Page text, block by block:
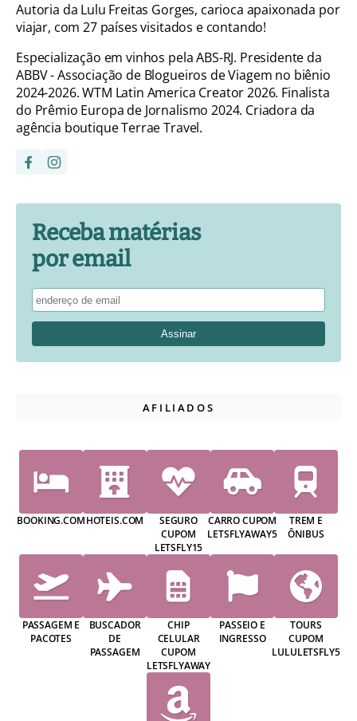
Autoria da Lulu Freitas Gorges, carioca apaixonada por
viajar, com 27 países visitados e contando!
Especialização em vinhos pela ABS-RJ. Presidente da
ABBV - Associação de Blogueiros de Viagem no biênio
2024-2026. WTM Latin America Creator 2026. Finalista
do Prêmio Europa de Jornalismo 2024. Criadora da
agência boutique Terrae Travel.
Receba matérias
por email
AFILIADOS
BOOKING.COMHOTEIS.COM
SEGURO
CUPOM
LETSFLY15
CARRO CUPOM
LETSFLYAWAY5
TREM E
ÔNIBUS
PASSAGEM E
PACOTES
BUSCADOR
DE
PASSAGEM
CHIP
CELULAR
CUPOM
LETSFLYAWAY
PASSEIO E
INGRESSO
TOURS
CUPOM
LULULETSFLY5